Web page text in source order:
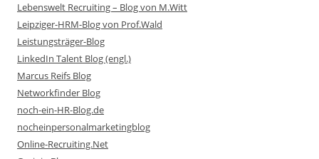
Lebenswelt Recruiting – Blog von M.Witt
Leipziger-HRM-Blog von Prof.Wald
Leistungsträger-Blog
LinkedIn Talent Blog (engl.)
Marcus Reifs Blog
Networkfinder Blog
noch-ein-HR-Blog.de
nocheinpersonalmarketingblog
Online-Recruiting.Net